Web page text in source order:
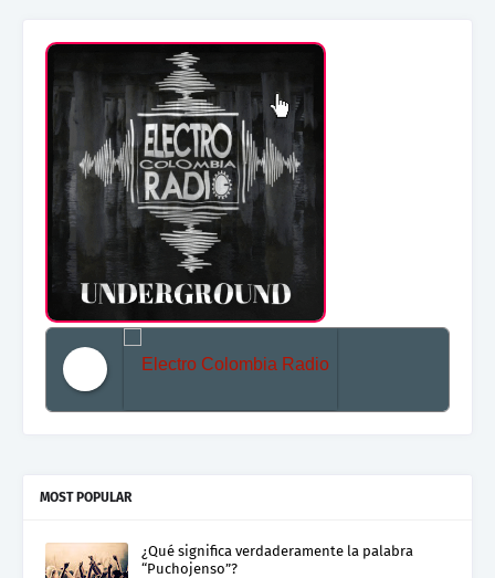
MOST POPULAR
¿Qué significa verdaderamente la palabra
“Puchojenso”?